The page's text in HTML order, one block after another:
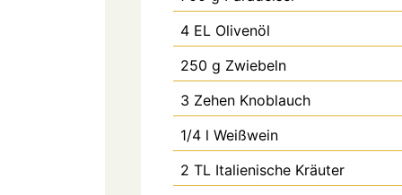
4 EL Olivenöl
250 g Zwiebeln
3 Zehen Knoblauch
1/4 l Weißwein
2 TL Italienische Kräuter